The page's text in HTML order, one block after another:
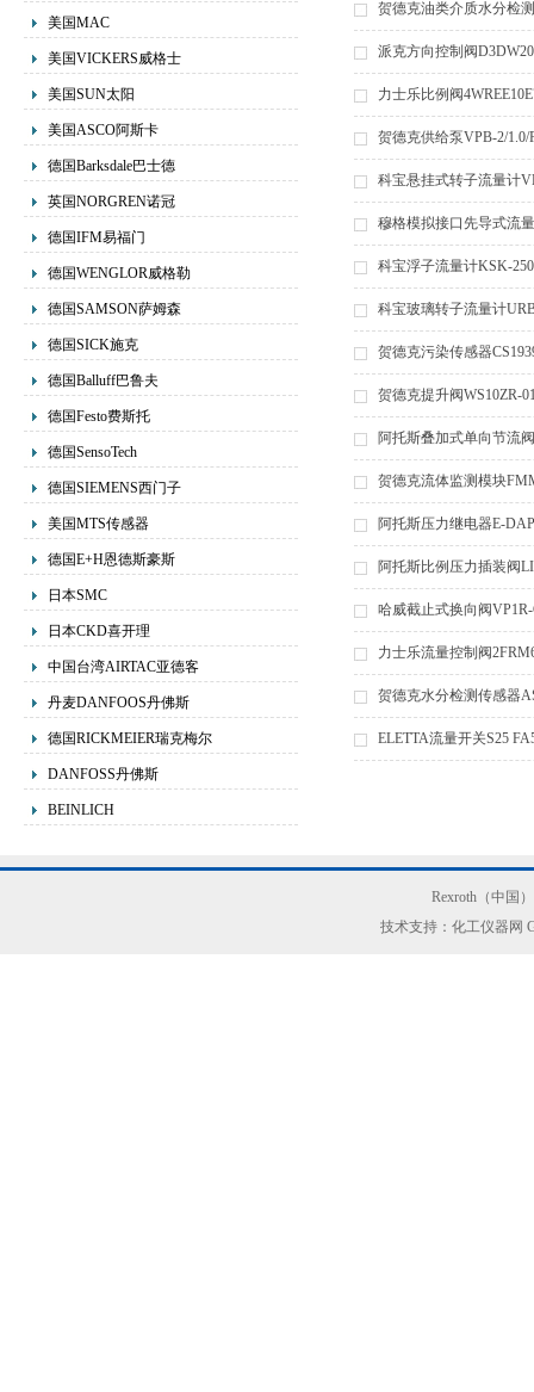
美国MAC
美国VICKERS威格士
美国SUN太阳
美国ASCO阿斯卡
德国Barksdale巴士德
英国NORGREN诺冠
德国IFM易福门
德国WENGLOR威格勒
德国SAMSON萨姆森
德国SICK施克
德国Balluff巴鲁夫
德国Festo费斯托
德国SensoTech
德国SIEMENS西门子
美国MTS传感器
德国E+H恩德斯豪斯
日本SMC
日本CKD喜开理
中国台湾AIRTAC亚德客
丹麦DANFOOS丹佛斯
德国RICKMEIER瑞克梅尔
DANFOSS丹佛斯
BEINLICH
贺德克油类介质水分检
派克方向控制阀
力士乐比例阀
贺德克供给泵VPB-2/1.0/
科宝悬挂式转子流量计
穆格模拟接口先导式流
科宝浮子流量计KSK-
科宝玻璃转子流量计
贺德克污染传感器
贺德克提升阀WS10ZR-
阿托斯叠加式单向节流
贺德克流体监测模块
阿托斯压力继电器E-
阿托斯比例压力插装阀
哈威截止式换向阀
力士乐流量控制阀
贺德克水分检测传感器
ELETTA流量开关S25
Rexroth（中国
技术支持：化工仪器网